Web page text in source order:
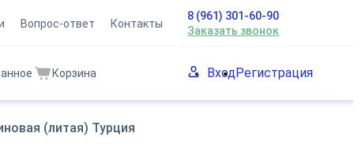
Вопрос-ответ Контакты
8 (961) 301-60-90
Заказать звонок
Корзина ВходРегистрация
(литая) Турция